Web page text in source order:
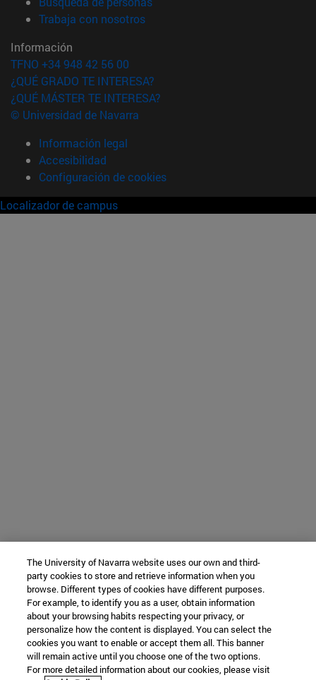
Trabaja con nosotros(abre en nueva ventana)
Información
TFNO +34 948 42 56 00
¿QUÉ GRADO TE INTERESA?
¿QUÉ MÁSTER TE INTERESA?
© Universidad de Navarra
Información legal
Accesibilidad
Configuración de cookies
Localizador de campus
The University of Navarra website uses our own and third-
party cookies to store and retrieve information when you
browse. Different types of cookies have different purposes.
For example, to identify you as a user, obtain information
about your browsing habits respecting your privacy, or
personalize how the content is displayed. You can select the
cookies you want to enable or accept them all. This banner
will remain active until you choose one of the two options.
For more detailed information about our cookies, please visit